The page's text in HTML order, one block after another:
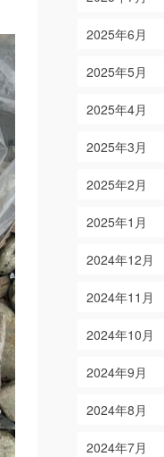
2025年6月
2025年5月
2025年4月
2025年3月
2025年2月
2025年1月
2024年12月
2024年11月
2024年10月
2024年9月
2024年8月
2024年7月